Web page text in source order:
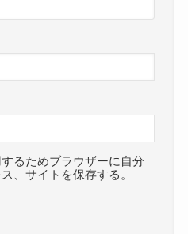
るためブラウザーに自分
、サイトを保存する。